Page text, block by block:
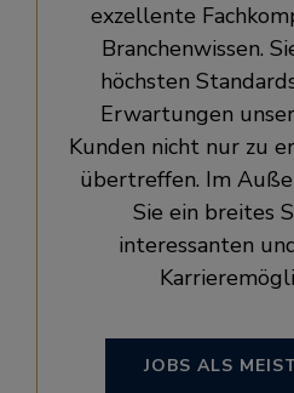
exzellente
Branchenwissen.
höchsten
Erwartungen
Kunden nicht nur zu
übertreffen. Im
Sie ein breites
interessanten
JOBS ALS